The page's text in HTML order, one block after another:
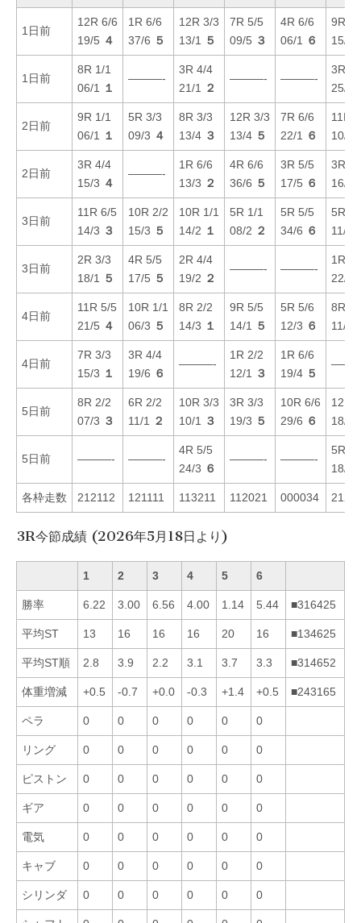
1日前
12R 6/6
19/5 ４
1R 6/6
37/6 ５
12R 3/3
13/1
５
7R 5/5
09/5 ３
4R 6/6
06/1
６
9R 4/
15/1
1日前
8R 1/1
06/1
１
———-
3R 4/4
21/1
２
———- ———-
3R 3/
25/3
2日前
9R 1/1
06/1
１
5R 3/3
09/3 ４
8R 3/3
13/4 ３
12R 3/3
13/4 ５
7R 6/6
22/1
６
11R
10/3
2日前
3R 4/4
15/3 ４
———-
1R 6/6
13/3 ２
4R 6/6
36/6 ５
3R 5/5
17/5 ６
3R 1/
16/4
3日前
11R 6/5
14/3 ３
10R 2/2
15/3 ５
10R 1/1
14/2 １
5R 1/1
08/2 ２
5R 5/5
34/6 ６
5R 4/
11/4
3日前
2R 3/3
18/1
５
4R 5/5
17/5 ５
2R 4/4
19/2 ２
———- ———-
1R 1/
22/3
4日前
11R 5/5
21/5 ４
10R 1/1
06/3 ５
8R 2/2
14/3 １
9R 5/5
14/1
５
5R 5/6
12/3 ６
8R 3/
11/1
4日前
7R 3/3
15/3 １
3R 4/4
19/6 ６
———-
1R 2/2
12/1
３
1R 6/6
19/4 ５
5日前
8R 2/2
07/3 ３
6R 2/2
11/1
２
10R 3/3
10/1
３
3R 3/3
19/3 ５
10R 6/6
29/6 ６
12R
18/5
5日前 ———- ———-
4R 5/5
24/3 ６
———- ———-
5R 2/
18/6
各枠走数 212112 121111 113211 112021 000034
3R今節成績 (2026年5月18日より)
1 2 3 4 5 6
勝率 6.22 3.00 6.56 4.00 1.14 5.44 ■316425
平均ST 13 16 16 16 20 16 ■134625
平均ST順 2.8 3.9 2.2 3.1 3.7 3.3 ■314652
体重増減 +0.5 -0.7 +0.0 -0.3 +1.4 +0.5 ■243165
ペラ 0 0 0 0 0 0
リング 0 0 0 0 0 0
ピストン 0 0 0 0 0 0
ギア 0 0 0 0 0 0
電気 0 0 0 0 0 0
キャブ 0 0 0 0 0 0
シリンダ 0 0 0 0 0 0